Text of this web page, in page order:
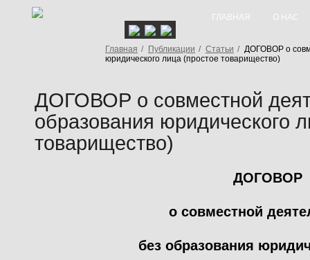
ГЛАВНАЯ О НАС
Главная / Публикации / Статьи / ДОГОВОР о
юридического лица (простое товарищество)
ДОГОВОР о совместной
образования юридического
товарищество)
ДОГОВОР
о совместной
без образования